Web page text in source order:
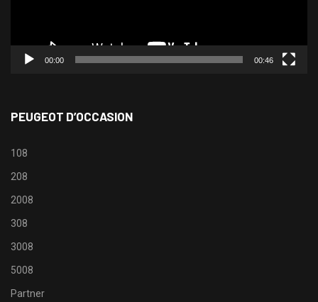
00:00 00:46
PEUGEOT D’OCCASION
108
208
2008
308
3008
5008
Partner